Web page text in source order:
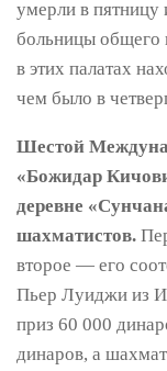
умерли в пятницу
больницы общего
в этих палатах
чем было в
Шестой
«Божидар
деревне
шахматистов.
второе — его
Пьер Луиджи из
приз 60 000
динаров, а